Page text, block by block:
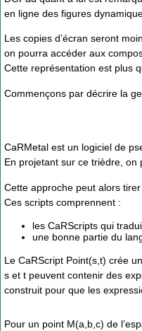
en ligne des figures
Les copies d’écran seront
on pourra accéder aux
Cette représentation est plus
Commençons par décrire la
CaRMetal est un logiciel de
En projetant sur ce trièdre, on
Cette approche peut alors
Ces scripts comprennent :
les CaRScripts qui
une bonne partie du
Le CaRScript Point(s,t) crée
s et t peuvent contenir des
construit pour que les
Pour un point M(a,b,c) de